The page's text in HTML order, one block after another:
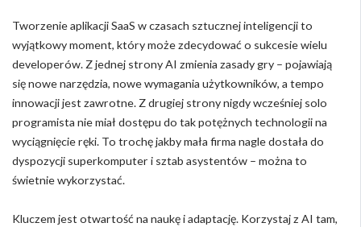
Tworzenie aplikacji SaaS w czasach sztucznej inteligencji to
wyjątkowy moment, który może zdecydować o sukcesie wielu
developerów. Z jednej strony AI zmienia zasady gry – pojawiają
się nowe narzędzia, nowe wymagania użytkowników, a tempo
innowacji jest zawrotne. Z drugiej strony nigdy wcześniej solo
programista nie miał dostępu do tak potężnych technologii na
wyciągnięcie ręki. To trochę jakby mała firma nagle dostała do
dyspozycji superkomputer i sztab asystentów – można to
świetnie wykorzystać.
Kluczem jest otwartość na naukę i adaptację. Korzystaj z AI tam,